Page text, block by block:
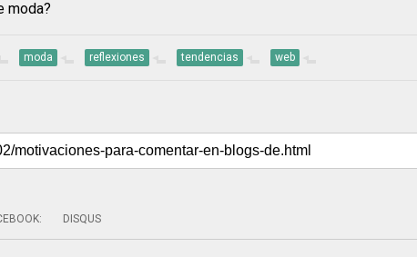
moda?
moda reflexiones tendencias web
: DISQUS